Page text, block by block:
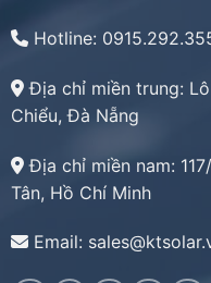
Hotline:
Địa chỉ miền trung:
Chiểu, Đà Nẵng
Địa chỉ miền nam:
Tân, Hồ Chí Minh
Email: